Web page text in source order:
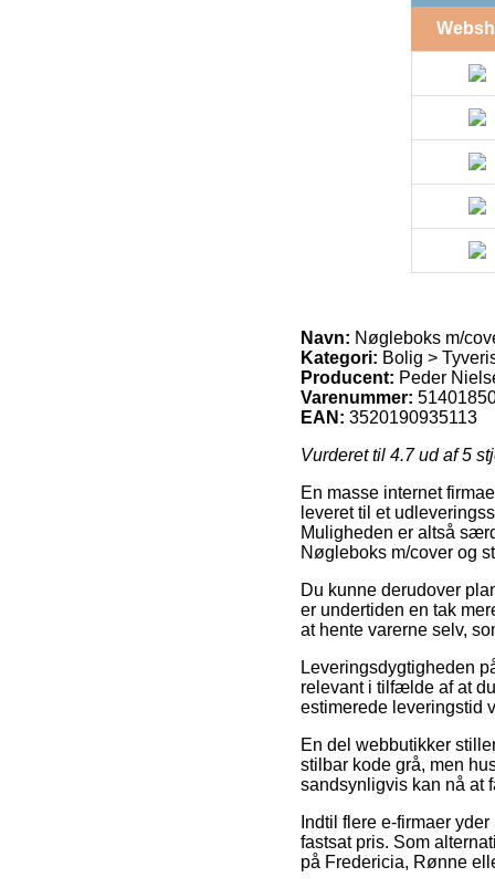
Navn: Nøgleboks m/
Kategori: Bolig >
Producent: Peder
Varenummer:
EAN: 3520190935113
Vurderet til 4.7ud af 5
En masse internet
leveret til et
Muligheden er altså
Nøgleboks m/cover og
Du kunne derudover
er undertiden en tak
at hente varerne selv,
Leveringsdygtigheden
relevant i tilfælde af at
estimerede leveringstid
En del webbutikker
stilbar kode grå, men
sandsynligvis kan nå at
Indtil flere e-firmaer
fastsat pris. Som
på Fredericia, Rønne